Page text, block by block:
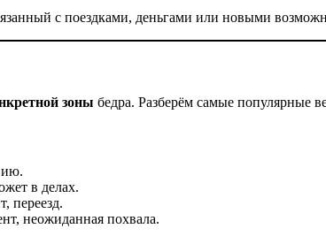
с поездками, деньгами или новыми
зоны бедра. Разберём самые популярные
в делах.
переезд.
неожиданная похвала.